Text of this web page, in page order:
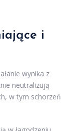
i
wynika z
neutralizują
w tym schorzeń